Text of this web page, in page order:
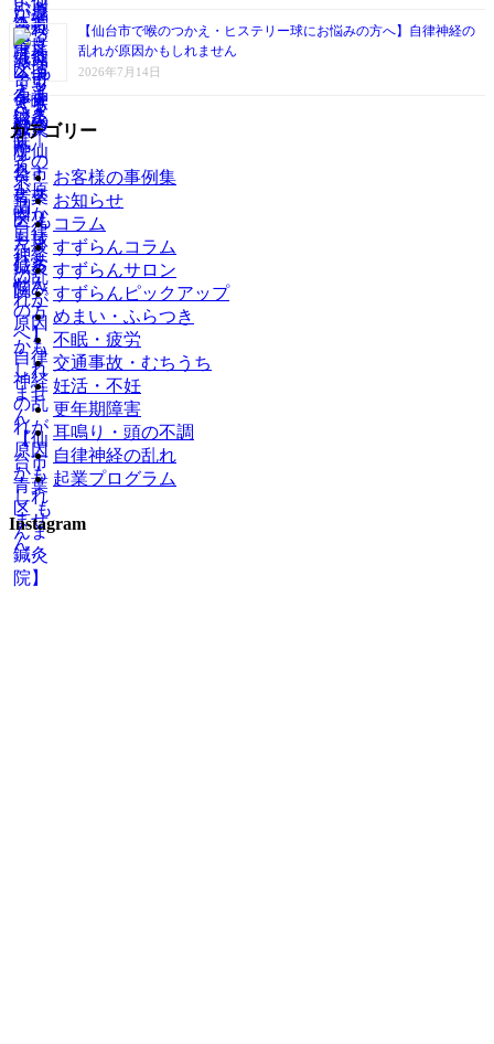
【仙台市で喉のつかえ・ヒステリー球にお悩みの方へ】自律神経の
乱れが原因かもしれません
2026年7月14日
カテゴリー
お客様の事例集
お知らせ
コラム
すずらんコラム
すずらんサロン
すずらんピックアップ
めまい・ふらつき
不眠・疲労
交通事故・むちうち
妊活・不妊
更年期障害
耳鳴り・頭の不調
自律神経の乱れ
起業プログラム
Instagram